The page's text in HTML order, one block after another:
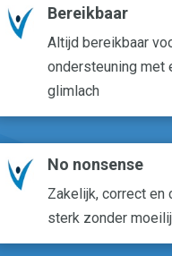
Bereikbaar
Altijd bereikbaar
ondersteuning met
glimlach
No nonsense
Zakelijk, correct en
sterk zonder